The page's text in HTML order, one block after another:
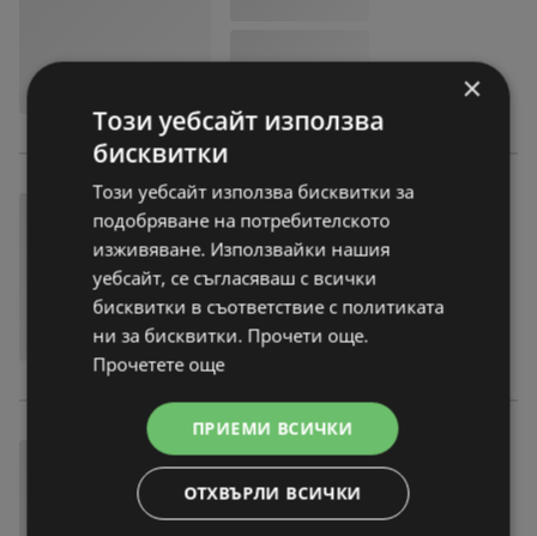
×
Този уебсайт използва
бисквитки
Този уебсайт използва бисквитки за
подобряване на потребителското
изживяване. Използвайки нашия
уебсайт, се съгласяваш с всички
бисквитки в съответствие с политиката
ни за бисквитки. Прочети още.
Прочетете още
ПРИЕМИ ВСИЧКИ
ОТХВЪРЛИ ВСИЧКИ